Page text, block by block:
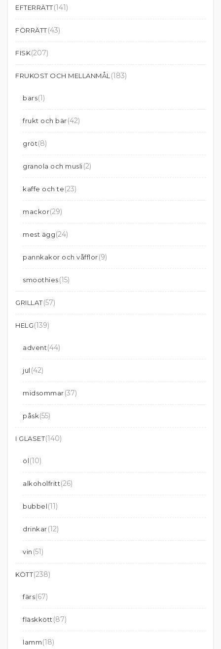
EFTERRÄTT(141)
FÖRRÄTT(43)
FISK(207)
FRUKOST OCH MELLANMÅL (183)
bars(1)
frukt och bär(42)
gröt(8)
granola och musli(2)
kaffe och te(23)
mackor(29)
mest ägg(24)
pannkakor och våfflor(9)
smoothies(15)
GRILLAT(57)
HELG(139)
advent(44)
jul (42)
midsommar(37)
påsk(55)
I GLASET(140)
öl(10)
alkoholfritt(26)
bubbel(11)
drinkar(12)
vin (51)
KÖTT(238)
färs(67)
fläskkött (87)
lamm(18)